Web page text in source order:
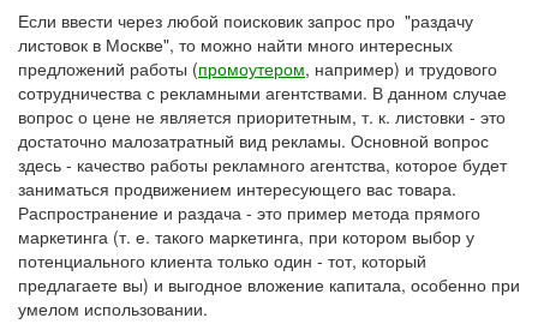
Если ввести через любой поисковик запрос про "раздачу
листовок в Москве", то можно найти много интересных
предложений работы (промоутером, например) и трудового
сотрудничества с рекламными агентствами. В данном случае
вопрос о цене не является приоритетным, т. к. листовки - это
достаточно малозатратный вид рекламы. Основной вопрос
здесь - качество работы рекламного агентства, которое будет
заниматься продвижением интересующего вас товара.
Распространение и раздача - это пример метода прямого
маркетинга (т. е. такого маркетинга, при котором выбор у
потенциального клиента только один - тот, который
предлагаете вы) и выгодное вложение капитала, особенно при
умелом использовании.